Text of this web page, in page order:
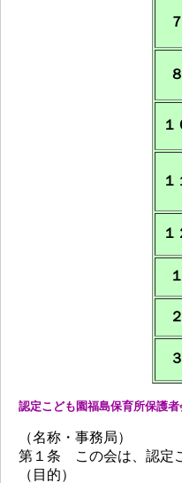
１
１
１
認定こども園福島保育所保護者
（名称・事務局）
第１条 この会は、認定
（目的）